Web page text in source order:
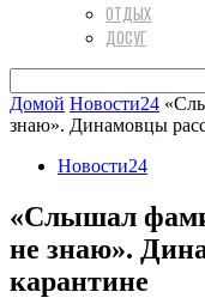
ОТДЫХ
ДОСУГ
Домой Новости24
знаю». Динамовцы
Новости24
«Слышал
не знаю».
карантине